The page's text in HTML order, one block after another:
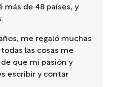
más de 48 países, y
me regaló muchas
las cosas me
que mi pasión y
escribir y contar